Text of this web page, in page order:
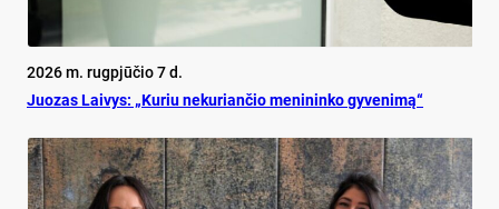
2026 m. rugpjūčio 7 d.
Juo­zas Lai­vys: „Ku­riu ne­ku­rian­čio me­ni­nin­ko gy­ve­ni­mą“